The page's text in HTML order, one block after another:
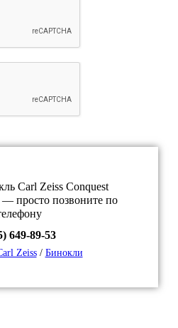
Carl Zeiss Conquest
— просто позвоните по
649-89-53
Zeiss/ Бинокли